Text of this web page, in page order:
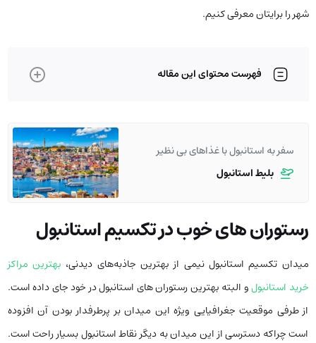
شهر را برایتان معرفی کنیم.
فهرست محتوای این مقاله
سفر به استانبول با غذاهای بی نظیر
بلیط استانبول
رستوران‌ های خوب در تکسیم استانبول
میدان تکسیم استانبول نیمی از بهترین جاذبه‌های دیدنی، بهترین مراکز
خرید استانبولو البته بهترین رستوران‌ های استانبول در خود جای داده است.
از طرفی موقعیت جغرافیایی ویژه این میدان بر پرطرفدار بودن آن افزوده
است چراکه دسترسی از این میدان به دیگر نقاط استانبول بسیار راحت است.